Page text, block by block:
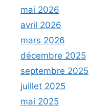
mai 2026
avril 2026
mars 2026
décembre 2025
septembre 2025
juillet 2025
mai 2025